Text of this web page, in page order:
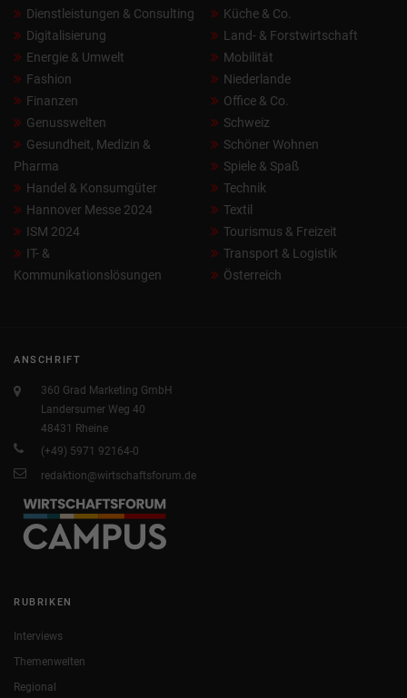
Dienstleistungen & Consulting
Digitalisierung
Energie & Umwelt
Fashion
Finanzen
Genusswelten
Gesundheit, Medizin &
Pharma
Handel & Konsumgüter
Hannover Messe 2024
ISM 2024
IT- &
Kommunikationslösungen
Küche & Co.
Land- & Forstwirtschaft
Mobilität
Niederlande
Office & Co.
Schweiz
Schöner Wohnen
Spiele & Spaß
Technik
Textil
Tourismus & Freizeit
Transport & Logistik
Österreich
ANSCHRIFT
360 Grad Marketing GmbH
Landersumer Weg 40
48431 Rheine
(+49) 5971 92164-0
redaktion@wirtschaftsforum.de
RUBRIKEN
Interviews
Themenwelten
Regional